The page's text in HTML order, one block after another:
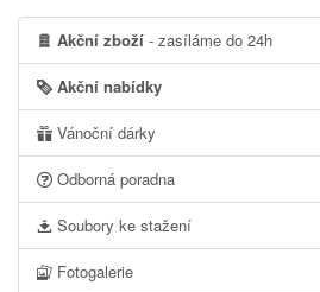
Akční zboží - zasíláme do 24h
Akční nabídky
Vánoční dárky
Odborná poradna
Soubory ke stažení
Fotogalerie